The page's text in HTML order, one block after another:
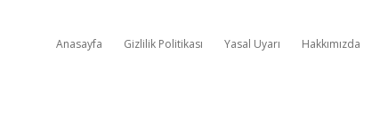
Anasayfa Gizlilik Politikası Yasal Uyarı Hakkımızda